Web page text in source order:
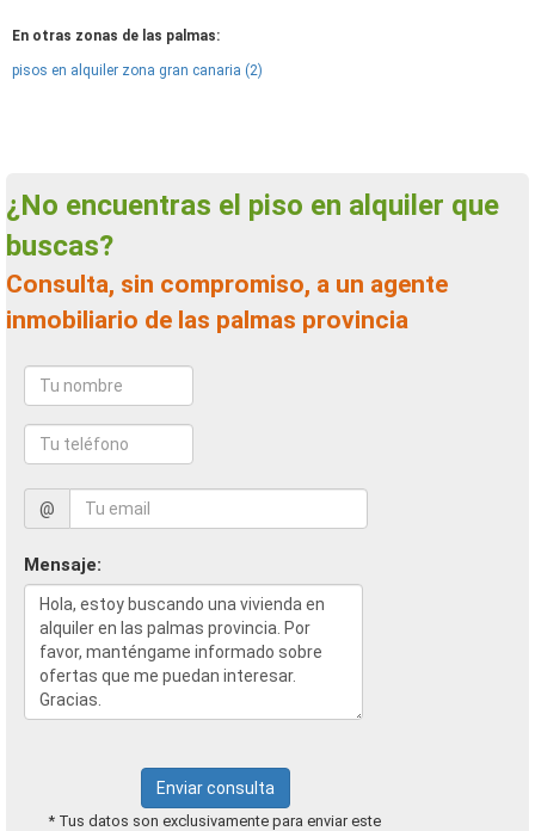
En otras zonas de las palmas:
pisos en alquiler zona gran canaria (2)
¿No encuentras el piso en alquiler que
buscas?
Consulta, sin compromiso, a un agente
inmobiliario de las palmas provincia
@
Mensaje:
Enviar consulta
* Tus datos son exclusivamente para enviar este